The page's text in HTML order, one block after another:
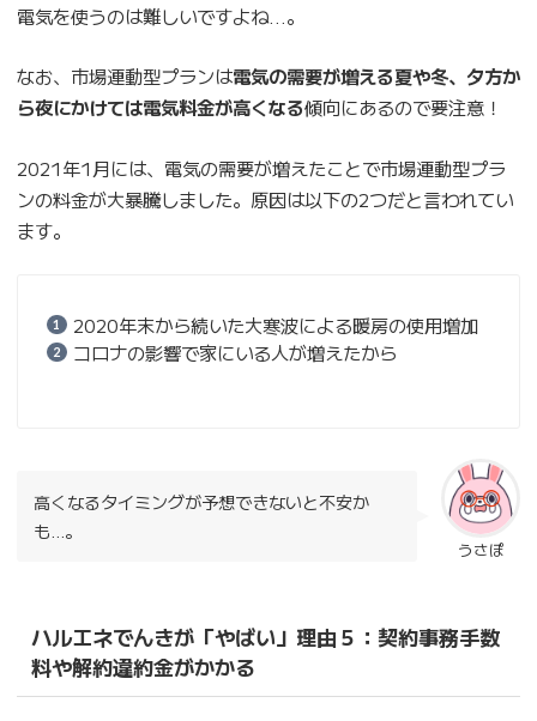
電気を使うのは難しいですよね…。
なお、市場連動型プランは電気の需要が増える夏や冬、夕方か
ら夜にかけては電気料金が高くなる傾向にあるので要注意！
2021年1月には、電気の需要が増えたことで市場連動型プラ
ンの料金が大暴騰しました。原因は以下の2つだと言われてい
ます。
2020年末から続いた大寒波による暖房の使用増加
コロナの影響で家にいる人が増えたから
うさぽ
高くなるタイミングが予想できないと不安か
も…。
ハルエネでんきが「やばい」理由５：契約事務手数
料や解約違約金がかかる